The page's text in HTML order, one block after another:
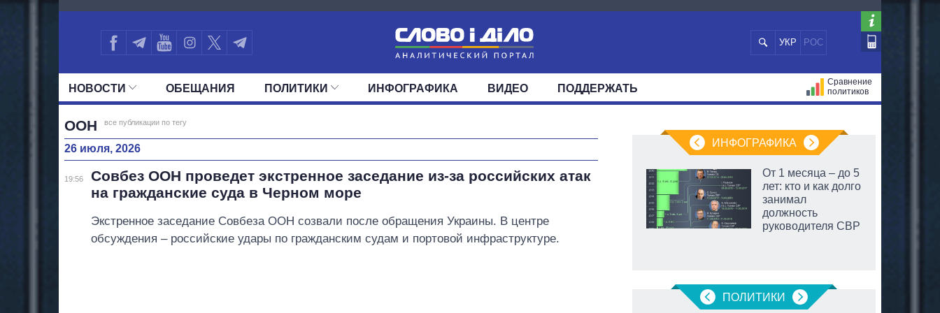
255
УКР РОС
НОВОСТИ ОБЕЩАНИЯ ПОЛИТИКИ
ВСЕ ПОЛИТИКИ
ИНФОГРАФИКА ВИДЕО ПОДДЕРЖАТЬ
Сравнение
политиков
ООН все публикации по тегу
26 июля, 2026
19:56
Совбез ООН проведет экстренное заседание из-за российских атак
на гражданские суда в Черном море
Экстренное заседание Совбеза ООН созвали после обращения Украины. В центре
обсуждения – российские удары по гражданским судам и портовой инфраструктуре.
ИНФОГРАФИКА
Как изменился
войны с россией
От 1 месяца – до 5
лет: кто и как долго
занимал
должность
руководителя СВР
ПОЛИТИКИ